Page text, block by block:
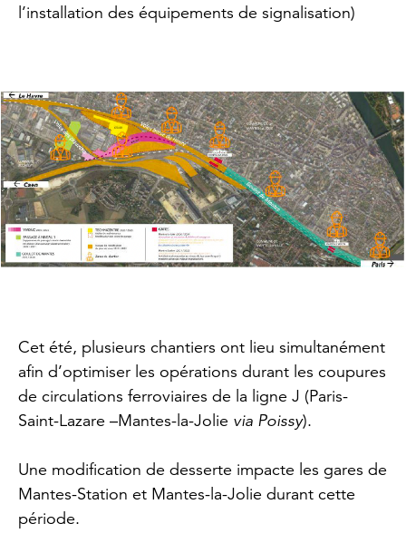
l’installation des équipements de signalisation)
Cet été, plusieurs chantiers ont lieu simultanément
afin d’optimiser les opérations durant les coupures
de circulations ferroviaires de la ligne J (Paris-
Saint-Lazare –Mantes-la-Jolie via Poissy).
Une modification de desserte impacte les gares de
Mantes-Station et Mantes-la-Jolie durant cette
période.